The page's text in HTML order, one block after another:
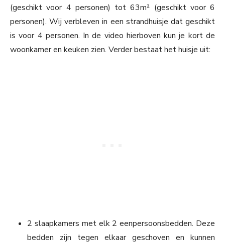
(geschikt voor 4 personen) tot 63m² (geschikt voor 6
personen). Wij verbleven in een strandhuisje dat geschikt
is voor 4 personen. In de video hierboven kun je kort de
woonkamer en keuken zien. Verder bestaat het huisje uit:
2 slaapkamers met elk 2 eenpersoonsbedden. Deze
bedden zijn tegen elkaar geschoven en kunnen